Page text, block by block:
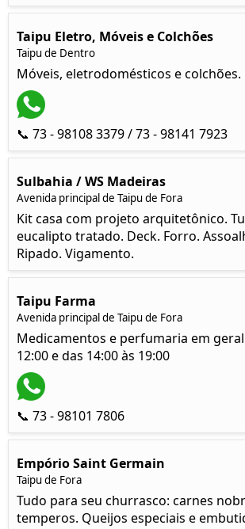
Taipu Eletro, Móveis e Colchões
Taipu de Dentro
Móveis, eletrodomésticos e colchões.
📞 73 - 98108 3379 / 73 - 98141 7923
Sulbahia / WS Madeiras
Avenida principal de Taipu de Fora
Kit casa com projeto arquitetônico.
eucalipto tratado. Deck. Forro.
Ripado. Vigamento.
Taipu Farma
Avenida principal de Taipu de Fora
Medicamentos e perfumaria em
12:00 e das 14:00 às 19:00
📞 73 - 98101 7806
Empório Saint Germain
Taipu de Fora
Tudo para seu churrasco: carnes
temperos. Queijos especiais e